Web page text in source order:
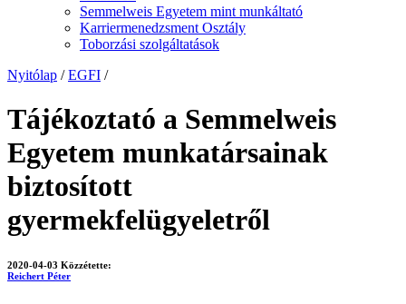
Semmelweis Egyetem mint munkáltató
Karriermenedzsment Osztály
Toborzási szolgáltatások
Nyitólap / EGFI /
Tájékoztató a Semmelweis
Egyetem munkatársainak
biztosított
gyermekfelügyeletről
2020-04-03 Közzétette:
Reichert Péter